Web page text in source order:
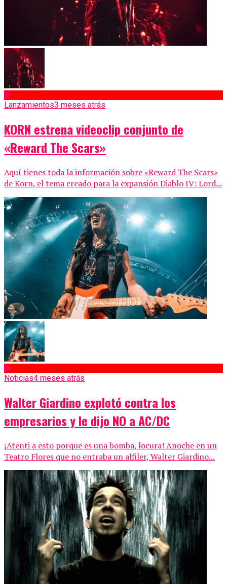
Lanzamientos3 meses atrás
KORN estrena videoclip conjunto de
«Reward The Scars»
Aquí tienes toda la información sobre «Reward The Scars»
de Korn, el tema creado para la expansión Diablo IV: Lord...
Noticias4 meses atrás
Walter Giardino explotó contra los
empresarios y le dijo NO a AC/DC
¡Atenti a esto porque es una bomba, locura! Anoche en un
Teatro Flores que no entraba un alfiler, Walter Giardino...